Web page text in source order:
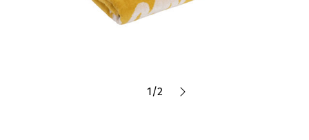
1/2